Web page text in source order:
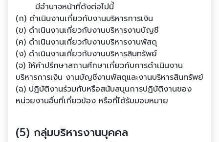
มีอํานาจหน้าที่ดังต่อไปนี้
(ก) ดําเนินงานเกี่ยวกับงานบริหารการเงิน
(ข) ดําเนินงานเกี่ยวกับงานบริหารงานบัญชี
(ค) ดําเนินงานเกี่ยวกับงานบริหารงานพัสดุ
(ง) ดําเนินงานเกี่ยวกับงานบริหารสินทรัพย์
(จ) ให้คําปรึกษาสถานศึกษาเกี่ยวกับการดําเนินงาน
บริหารการเงิน งานบัญชีงานพัสดุและงานบริหารสินทรัพย์
(ฉ) ปฏิบัติงานร่วมกับหรือสนับสนุนการปฏิบัติงานของ
หน่วยงานอื่นที่เกี่ยวข้อง หรือที่ได้รับมอบหมาย
(5) กลุ่มบริหารงานบุคคล